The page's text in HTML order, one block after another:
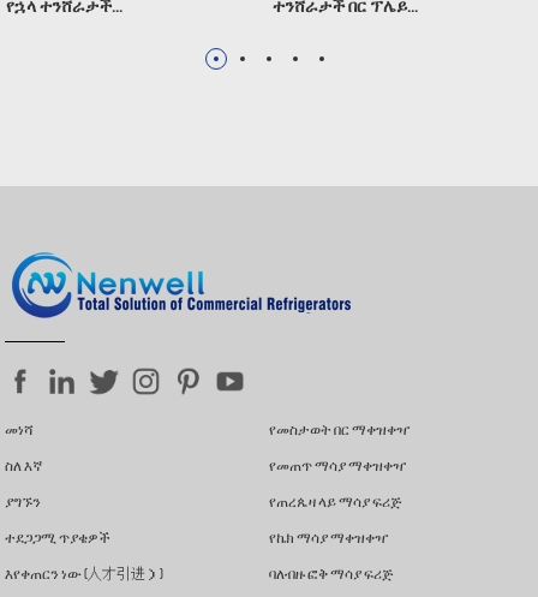
የኋላ ተንሸራታች...
ተንሸራታች በር ፕሌይ...
መነሻ
ስለ እኛ
ያግኙን
ተደጋጋሚ ጥያቄዎች
እየቀጠርን ነው (人才引进）)
የመስታወት በር ማቀዝቀዣ
የመጠጥ ማሳያ ማቀዝቀዣ
የጠረጴዛ ላይ ማሳያ ፍሪጅ
የኬክ ማሳያ ማቀዝቀዣ
ባለብዙ ፎቅ ማሳያ ፍሪጅ